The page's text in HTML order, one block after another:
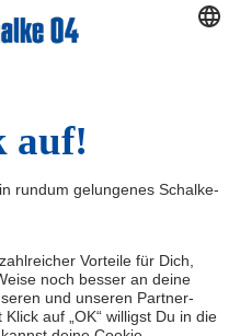
AGB
Impressum